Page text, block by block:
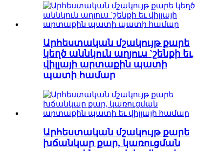
Արհեստական ​​մշակույթ քարե
կեղծ աննկուն աղյուս `շենքի եւ
վիլլայի արտաքին պատի
պատի համար
Արհեստական ​​մշակույթ քարե
խճանկար քար, կառուցման